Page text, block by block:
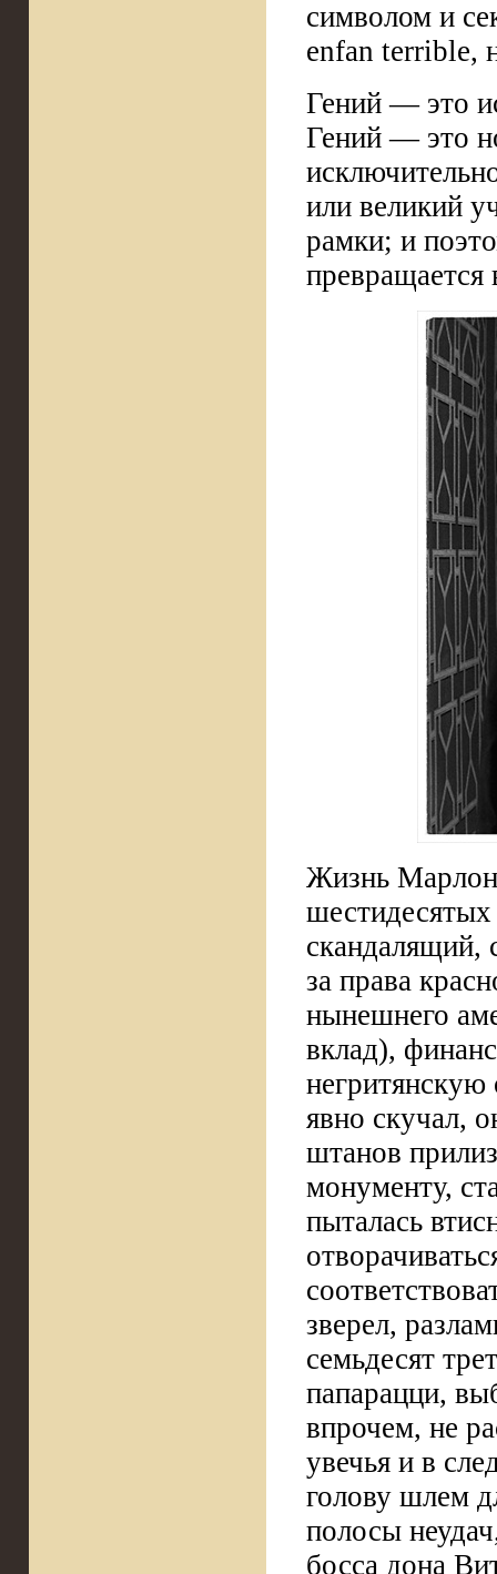
символом и
enfan terrible,
Гений — это
Гений — это
или великий
рамки; и
Жизнь
скандалящий,
за права
нынешнего
вклад),
явно скучал,
штанов
монументу,
пыталась
зверел,
семьдесят
папарацци,
впрочем, не
увечья и в
голову шлем
полосы
босса дона